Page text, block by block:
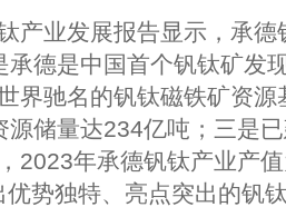
业发展报告显示，承德
承德是中国首个钒钛矿发
界驰名的钒钛磁铁矿资
源储量达234亿吨；三是
2023年承德钒钛产业产
势独特、亮点突出的钒